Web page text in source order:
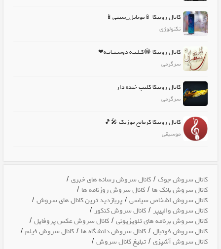
کانال روبیکا 📱موبایل_سیتی📱
تکنولوژی
کانال روبیکا 😂کـلـبـه دوسـتـانـه❤
سرگرمی
کانال روبیکا کلیپ خنده دار
سرگرمی
کانال روبیکا کرمانج موزیک 🎤🎵
موسیقی
کانال سروش جوک /کانال سروش رسانه های خبری /
کانال سروش بانک ها /کانال سروش روزنامه ها /
کانال سروش اشخاص سیاسی /پربازدید ترین کانال های سروش /
کانال سروش والپیپر /کانال سروش کنکور /
کانال سروش برنامه های تلویزیونی /کانال سروش عکس پروفایل /
کانال سروش فوتبال /کانال سروش دانشگاه ها /کانال سروش فیلم /
کانال سروش آشپزی /تبلیغ کانال سروش /